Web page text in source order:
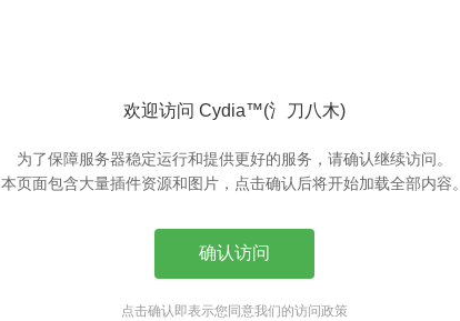
欢迎访问 Cydia™(氵刀八木)
为了保障服务器稳定运行和提供更好的服务，请确认继续访问。
本页面包含大量插件资源和图片，点击确认后将开始加载全部内容。
确认访问
点击确认即表示您同意我们的访问政策